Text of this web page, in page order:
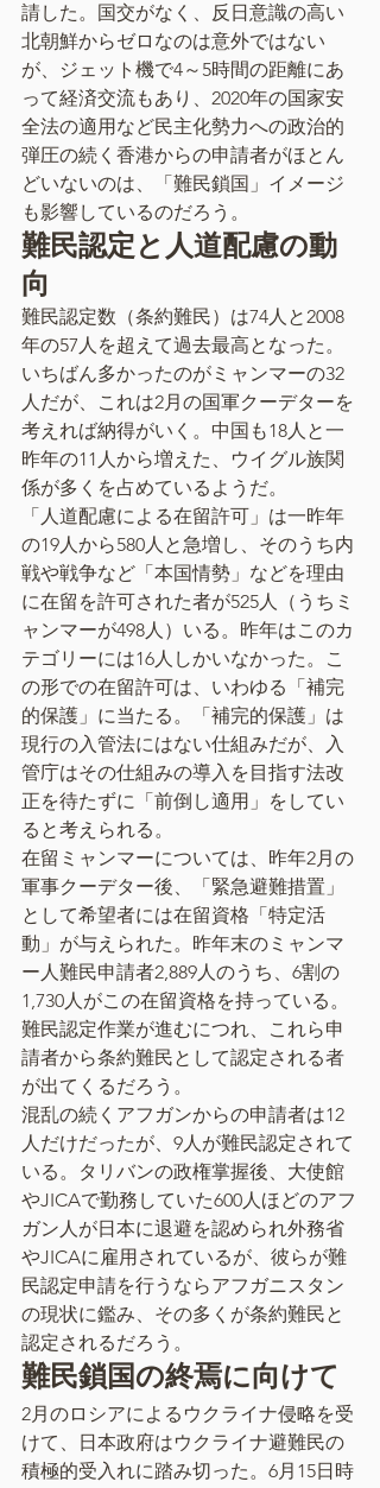
請した。国交がなく、反日意識の高い
北朝鮮からゼロなのは意外ではない
が、ジェット機で4～5時間の距離にあ
って経済交流もあり、2020年の国家安
全法の適用など民主化勢力への政治的
弾圧の続く香港からの申請者がほとん
どいないのは、「難民鎖国」イメージ
も影響しているのだろう。
難民認定と人道配慮の動
向
難民認定数（条約難民）は74人と2008
年の57人を超えて過去最高となった。
いちばん多かったのがミャンマーの32
人だが、これは2月の国軍クーデターを
考えれば納得がいく。中国も18人と一
昨年の11人から増えた、ウイグル族関
係が多くを占めているようだ。
「人道配慮による在留許可」は一昨年
の19人から580人と急増し、そのうち内
戦や戦争など「本国情勢」などを理由
に在留を許可された者が525人（うちミ
ャンマーが498人）いる。昨年はこのカ
テゴリーには16人しかいなかった。こ
の形での在留許可は、いわゆる「補完
的保護」に当たる。「補完的保護」は
現行の入管法にはない仕組みだが、入
管庁はその仕組みの導入を目指す法改
正を待たずに「前倒し適用」をしてい
ると考えられる。
在留ミャンマーについては、昨年2月の
軍事クーデター後、「緊急避難措置」
として希望者には在留資格「特定活
動」が与えられた。昨年末のミャンマ
ー人難民申請者2,889人のうち、6割の
1,730人がこの在留資格を持っている。
難民認定作業が進むにつれ、これら申
請者から条約難民として認定される者
が出てくるだろう。
混乱の続くアフガンからの申請者は12
人だけだったが、9人が難民認定されて
いる。タリバンの政権掌握後、大使館
やJICAで勤務していた600人ほどのアフ
ガン人が日本に退避を認められ外務省
やJICAに雇用されているが、彼らが難
民認定申請を行うならアフガニスタン
の現状に鑑み、その多くが条約難民と
認定されるだろう。
難民鎖国の終焉に向けて
2月のロシアによるウクライナ侵略を受
けて、日本政府はウクライナ避難民の
積極的受入れに踏み切った。6月15日時